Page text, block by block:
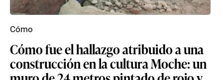
Cómo fue el hallazgo atribuido a una
construcción en la cultura Moche: un
Cómo